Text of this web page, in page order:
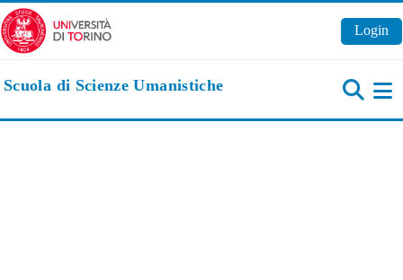
Vai al contenuto principale
Login
Scuola di Scienze Umanistiche